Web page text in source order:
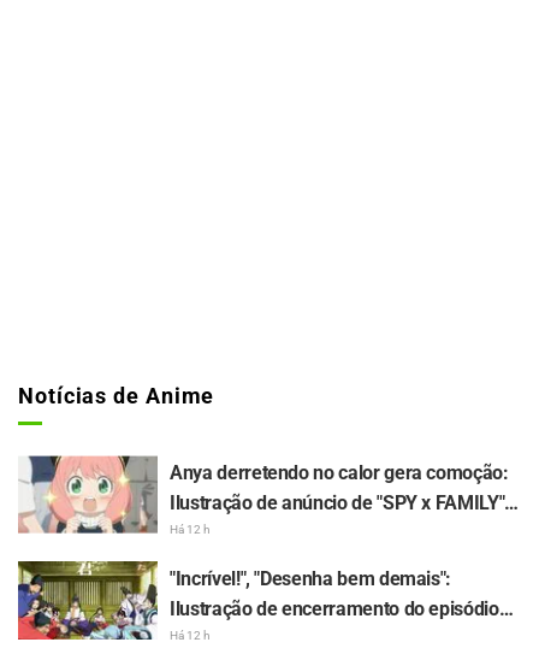
Notícias de Anime
Anya derretendo no calor gera comoção:
Ilustração de anúncio de "SPY x FAMILY"
rende comentários: "A Anya tá derretendo
Há 12 h
"Incrível!", "Desenha bem demais":
Ilustração de encerramento do episódio
13 feita por Asaki Yuikawa, dubladora do
Há 12 h